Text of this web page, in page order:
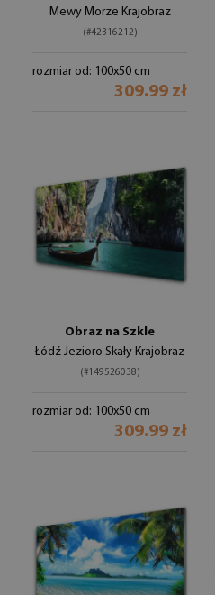
Mewy Morze Krajobraz
(#42316212)
rozmiar od: 100x50 cm
309.99 zł
Obraz na Szkle
Łódź Jezioro Skały Krajobraz
(#149526038)
rozmiar od: 100x50 cm
309.99 zł